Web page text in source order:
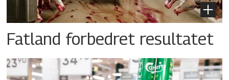
Fatland forbedret resultatet